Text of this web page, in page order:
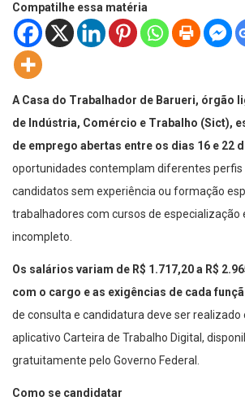
Compatilhe essa matéria
A Casa do Trabalhador de Barueri, órgão
de Indústria, Comércio e Trabalho (Sict),
de emprego abertas entre os dias 16 e 22
oportunidades contemplam diferentes perfis
candidatos sem experiência ou formação
trabalhadores com cursos de especialização
incompleto.
Os salários variam de R$ 1.717,20 a R$
com o cargo e as exigências de cada
de consulta e candidatura deve ser
aplicativo Carteira de Trabalho Digital,
gratuitamente pelo Governo Federal.
Como se candidatar